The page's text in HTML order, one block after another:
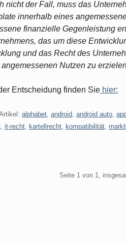
nicht der Fall, muss das
innerhalb eines
finanzielle Gegenleistung
das um diese
und das Recht des
Nutzen zu
Entscheidung finden Sie hier:
alphabet android android auto
it-recht kartellrecht kompatibilität
Seite 1 von 1,